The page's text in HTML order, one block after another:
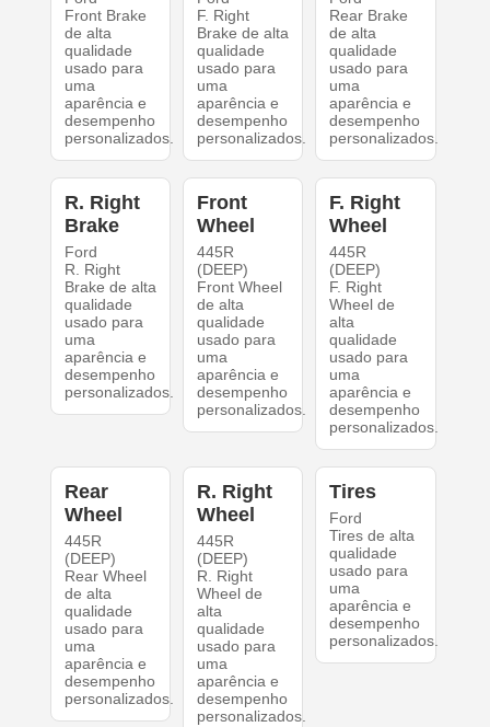
Front Brake
de alta
qualidade
usado para
uma
aparência e
desempenho
personalizados.
F. Right
Brake de alta
qualidade
usado para
uma
aparência e
desempenho
personalizados.
Rear Brake
de alta
qualidade
usado para
uma
aparência e
desempenho
personalizados.
R. Right
Brake
Ford
R. Right
Brake de alta
qualidade
usado para
uma
aparência e
desempenho
personalizados.
Front
Wheel
445R
(DEEP)
Front Wheel
de alta
qualidade
usado para
uma
aparência e
desempenho
personalizados.
F. Right
Wheel
445R
(DEEP)
F. Right
Wheel de
alta
qualidade
usado para
uma
aparência e
desempenho
personalizados.
Rear
Wheel
445R
(DEEP)
Rear Wheel
de alta
qualidade
usado para
uma
aparência e
desempenho
personalizados.
R. Right
Wheel
445R
(DEEP)
R. Right
Wheel de
alta
qualidade
usado para
uma
aparência e
desempenho
personalizados.
Tires
Ford
Tires de alta
qualidade
usado para
uma
aparência e
desempenho
personalizados.